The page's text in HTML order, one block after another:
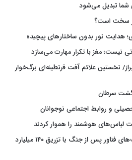
شما تبدیل می‌شود
سخت است؟
هدایت نور بدون ساختارهای پیچیده
مغز با تکرار مهارت می‌سازد
نخستین علائم آفت قرنطینه‌ای برگ‌خوار
سرطان
و روابط اجتماعی نوجوانان
لباس‌های هوشمند را هموار کردند
مهار موج تعدیل نیروی شرکت‌های فناور پس از جنگ با تزریق ۱۴۰ میلیارد